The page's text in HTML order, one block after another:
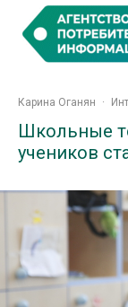
Карина Оганян ·
Школьные
учеников